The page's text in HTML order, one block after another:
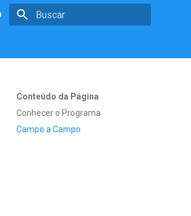
Conteúdo da Página
Conhecer o Programa
Campo a Campo